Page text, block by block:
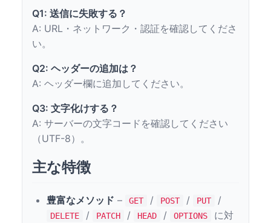
Q1: 送信に失敗する？
A: URL・ネットワーク・認証を確認してくださ
い。
Q2: ヘッダーの追加は？
A: ヘッダー欄に追加してください。
Q3: 文字化けする？
A: サーバーの文字コードを確認してください
（UTF-8）。
主な特徴
豊富なメソッド – GET / POST / PUT /
DELETE / PATCH / HEAD / OPTIONS
に対